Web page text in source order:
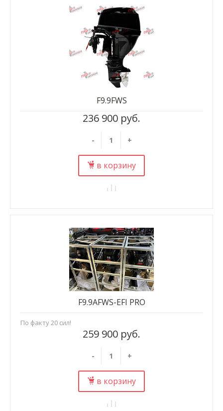
236 900 руб.
- +
в корзину
F9.9FWS
259 900 руб.
- +
в корзину
F9.9AFWS-EFI PRO
По факту 20 сил!